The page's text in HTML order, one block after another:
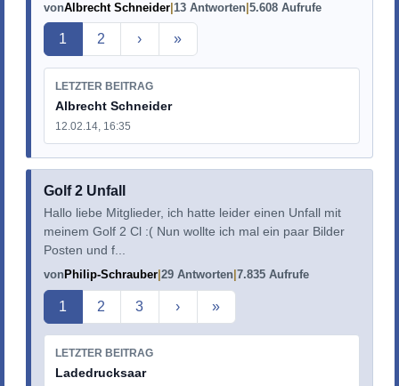
vonAlbrecht Schneider 13 Antworten 5.608 Aufrufe
Aktuelle Seite
1 2 › »
LETZTER BEITRAG
Albrecht Schneider
12.02.14, 16:35
Golf 2 Unfall
Hallo liebe Mitglieder, ich hatte leider einen Unfall mit
meinem Golf 2 Cl :( Nun wollte ich mal ein paar Bilder
Posten und f...
von Philip-Schrauber 29 Antworten 7.835 Aufrufe
Aktuelle Seite
1 2 3 › »
LETZTER BEITRAG
Ladedrucksaar